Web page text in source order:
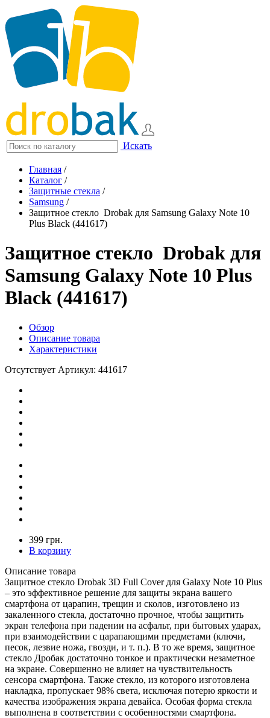
Искать
Главная /
Каталог /
Защитные стекла /
Samsung /
Защитное стекло Drobak для Samsung Galaxy Note 10
Plus Black (441617)
Защитное стекло Drobak для
Samsung Galaxy Note 10 Plus
Black (441617)
Обзор
Описание товара
Характеристики
Отсутствует Артикул: 441617
399 грн.
В корзину
Описание товара
Защитное стекло Drobak 3D Full Cover для Galaxy Note 10 Plus
– это эффективное решение для защиты экрана вашего
смартфона от царапин, трещин и сколов, изготовлено из
закаленного стекла, достаточно прочное, чтобы защитить
экран телефона при падении на асфальт, при бытовых ударах,
при взаимодействии с царапающими предметами (ключи,
песок, лезвие ножа, гвозди, и т. п.). В то же время, защитное
стекло Дробак достаточно тонкое и практически незаметное
на экране. Совершенно не влияет на чувствительность
сенсора смартфона. Также стекло, из которого изготовлена
накладка, пропускает 98% света, исключая потерю яркости и
качества изображения экрана девайса. Особая форма стекла
выполнена в соответствии с особенностями смартфона.